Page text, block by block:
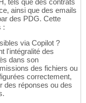
tels que des contrats
ainsi que des emails
des PDG. Cette
:
via Copilot ?
l'intégralité des
dans son
des fichiers ou
correctement,
des réponses ou des